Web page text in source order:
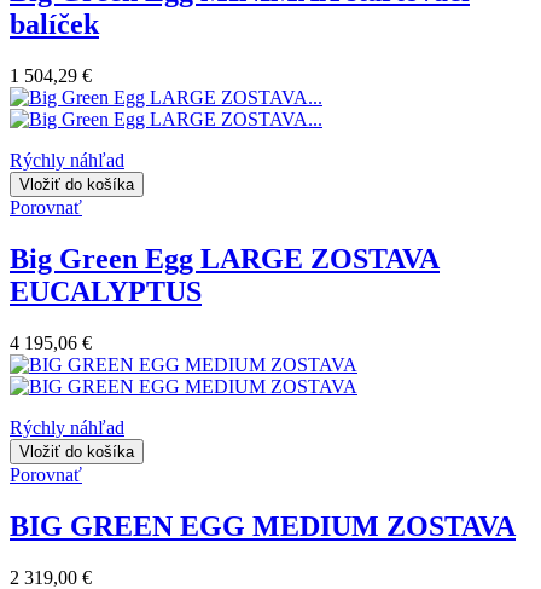
balíček
1 504,29 €
Rýchly náhľad
Vložiť do košíka
Porovnať
Big Green Egg LARGE ZOSTAVA
EUCALYPTUS
4 195,06 €
Rýchly náhľad
Vložiť do košíka
Porovnať
BIG GREEN EGG MEDIUM ZOSTAVA
2 319,00 €